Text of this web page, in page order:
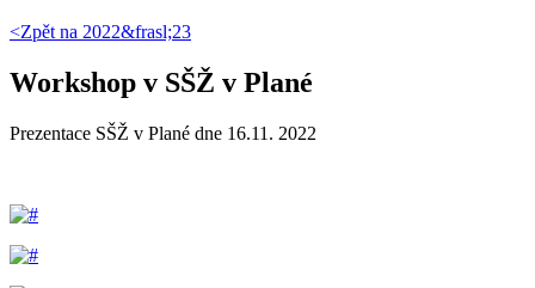
<Zpět na 2022&frasl;23
Workshop v SŠŽ v Plané
Prezentace SŠŽ v Plané dne 16.11. 2022